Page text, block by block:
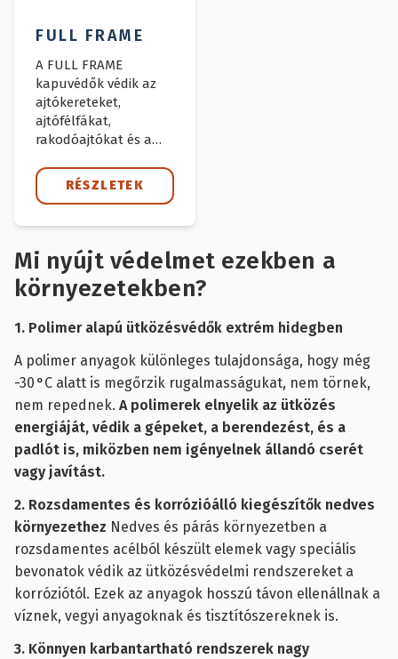
FULL FRAME
A FULL FRAME
kapuvédők védik az
ajtókereteket,
ajtófélfákat,
rakodóajtókat és a
targoncákkal,
gépekkel és egyéb
RÉSZLETEK
Mi nyújt védelmet ezekben a
környezetekben?
1. Polimer alapú ütközésvédők extrém hidegben
A polimer anyagok különleges tulajdonsága, hogy még
-30 °C alatt is megőrzik rugalmasságukat, nem törnek,
nem repednek. A polimerek elnyelik az ütközés
energiáját, védik a gépeket, a berendezést, és a
padlót is, miközben nem igényelnek állandó cserét
vagy javítást.
2. Rozsdamentes és korrózióálló kiegészítők nedves
környezethez Nedves és párás környezetben a
rozsdamentes acélból készült elemek vagy speciális
bevonatok védik az ütközésvédelmi rendszereket a
korróziótól. Ezek az anyagok hosszú távon ellenállnak a
víznek, vegyi anyagoknak és tisztítószereknek is.
3. Könnyen karbantartható rendszerek nagy